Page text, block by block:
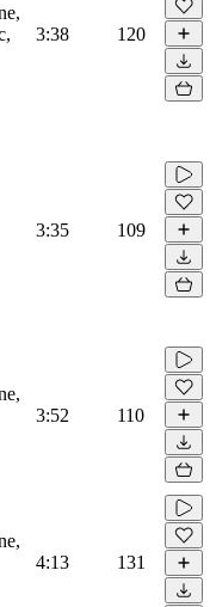
3:38 120
3:35 109
3:52 110
4:13 131